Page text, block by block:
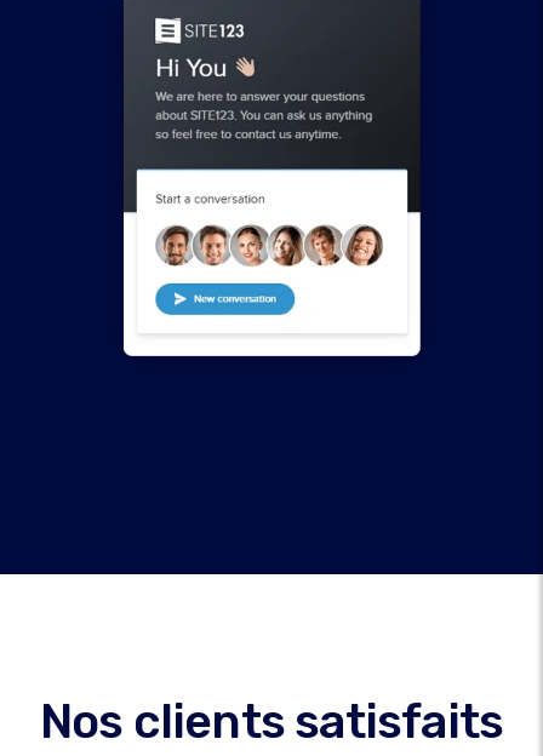
Nos clients satisfaits